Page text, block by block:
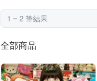
1 ~ 2 筆結果
全部商品